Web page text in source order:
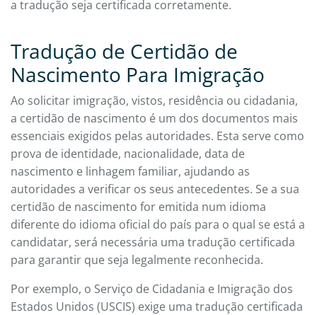
a tradução seja certificada corretamente.
Tradução de Certidão de
Nascimento Para Imigração
Ao solicitar imigração, vistos, residência ou cidadania,
a certidão de nascimento é um dos documentos mais
essenciais exigidos pelas autoridades. Esta serve como
prova de identidade, nacionalidade, data de
nascimento e linhagem familiar, ajudando as
autoridades a verificar os seus antecedentes. Se a sua
certidão de nascimento for emitida num idioma
diferente do idioma oficial do país para o qual se está a
candidatar, será necessária uma tradução certificada
para garantir que seja legalmente reconhecida.
Por exemplo, o Serviço de Cidadania e Imigração dos
Estados Unidos (USCIS) exige uma tradução certificada